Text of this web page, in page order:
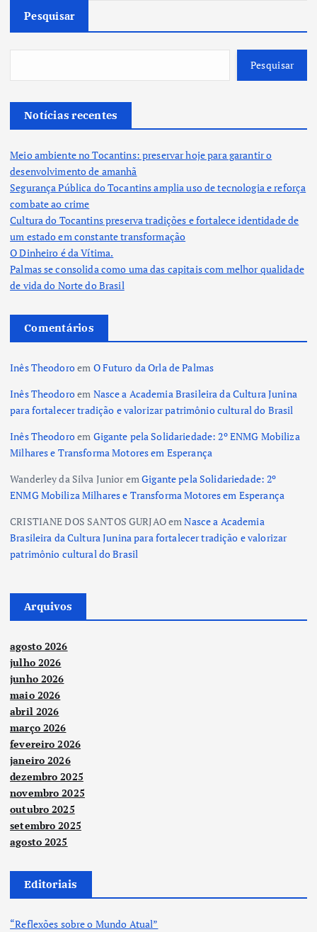
Pesquisar
Pesquisar
Notícias recentes
Meio ambiente no Tocantins: preservar hoje para garantir o
desenvolvimento de amanhã
Segurança Pública do Tocantins amplia uso de tecnologia e reforça
combate ao crime
Cultura do Tocantins preserva tradições e fortalece identidade de
um estado em constante transformação
O Dinheiro é da Vítima.
Palmas se consolida como uma das capitais com melhor qualidade
de vida do Norte do Brasil
Comentários
Inês Theodoroem O Futuro da Orla de Palmas
Inês Theodoroem Nasce a Academia Brasileira da Cultura Junina
para fortalecer tradição e valorizar patrimônio cultural do Brasil
Inês Theodoroem Gigante pela Solidariedade: 2º ENMG Mobiliza
Milhares e Transforma Motores em Esperança
Wanderley da Silva JunioremGigante pela Solidariedade: 2º
ENMG Mobiliza Milhares e Transforma Motores em Esperança
CRISTIANE DOS SANTOS GURJAOemNasce a Academia
Brasileira da Cultura Junina para fortalecer tradição e valorizar
patrimônio cultural do Brasil
Arquivos
agosto 2026
julho 2026
junho 2026
maio 2026
abril 2026
março 2026
fevereiro 2026
janeiro 2026
dezembro 2025
novembro 2025
outubro 2025
setembro 2025
agosto 2025
Editoriais
“Reflexões sobre o Mundo Atual”